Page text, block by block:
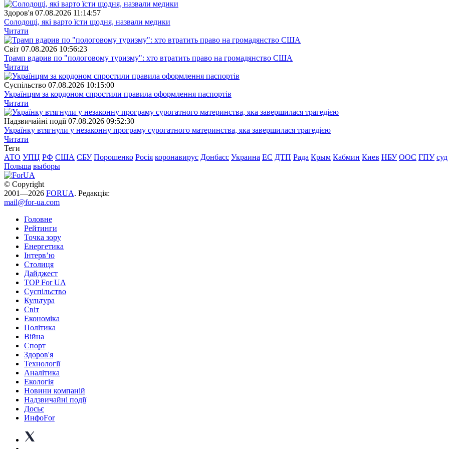
Здоров'я 07.08.2026 11:14:57
Солодощі, які варто їсти щодня, назвали медики
Читати
Свiт 07.08.2026 10:56:23
Трамп вдарив по "пологовому туризму": хто втратить право на громадянство США
Читати
Суспiльство 07.08.2026 10:15:00
Українцям за кордоном спростили правила оформлення паспортів
Читати
Надзвичайні події 07.08.2026 09:52:30
Українку втягнули у незаконну програму сурогатного материнства, яка завершилася трагедією
Читати
Теги
АТО УПЦ РФ США СБУ Порошенко Росія коронавирус Донбасс Украина ЕС ДТП Рада Крым Кабмин Киев НБУ ООС ГПУ суд
Польша выборы
© Copyright
2001—2026 FORUA. Редакція:
mail@for-ua.com
Головне
Рейтинги
Точка зору
Енергетика
Інтерв’ю
Столиця
Дайджест
TOP For UA
Суспiльство
Культура
Світ
Економіка
Політика
Війна
Спорт
Здоров'я
Технології
Аналітика
Екологія
Новини компаній
Надзвичайні події
Досьє
ИнфоFor